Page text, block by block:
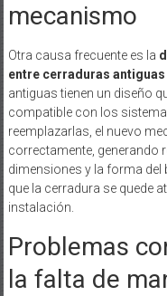
mecanismo
Otra causa frecuente es la
entre cerraduras
antiguas tienen un diseño
compatible con los
reemplazarlas, el nuevo
correctamente, generando
dimensiones y la forma del
que la cerradura se quede
instalación.
Problemas
la falta de